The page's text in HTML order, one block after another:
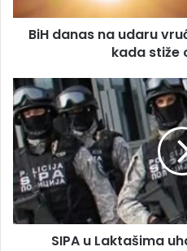
e
n
a
r
u
v
r
u
ć
i
n
BiH danas na udaru
kada stiže
S
I
P
A
L
a
k
t
SIPA u Laktašima